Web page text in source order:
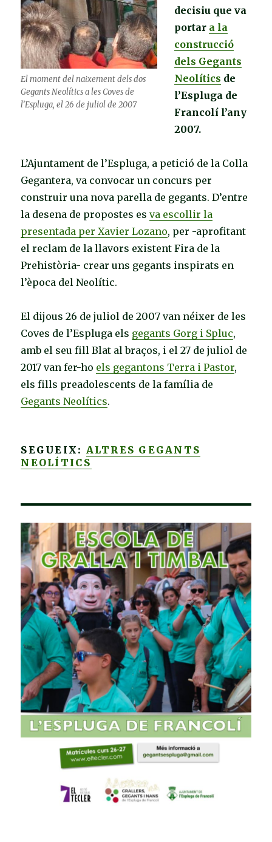
El moment del naixement dels dos
Gegants Neolítics a les Coves de
l’Espluga, el 26 de juliol de 2007
decisiu que va
portar a la
construcció
dels Gegants
Neolítics de
l’Espluga de
Francolí l’any
2007.
L’Ajuntament de l’Espluga, a petició de la Colla
Gegantera, va convocar un concurs per
construir una nova parella de gegants. D’entre
la desena de propostes esva escollir la
presentada per Xavier Lozano, per -aprofitant
el reclam de la llavors existent Fira de la
Prehistòria- crear uns gegants inspirats en
l’època del Neolític.
El dijous 26 de juliol de 2007 van néixer de les
Coves de l’Espluga els gegants Gorg i Spluc,
amb el seu fill Blat al braços, i el 27 de juliol de
2017 van fer-ho els gegantons Terra i Pastor,
els fills preadolescents de la família de
Gegants Neolítics.
SEGUEIX: ALTRES GEGANTS
NEOLÍTICS